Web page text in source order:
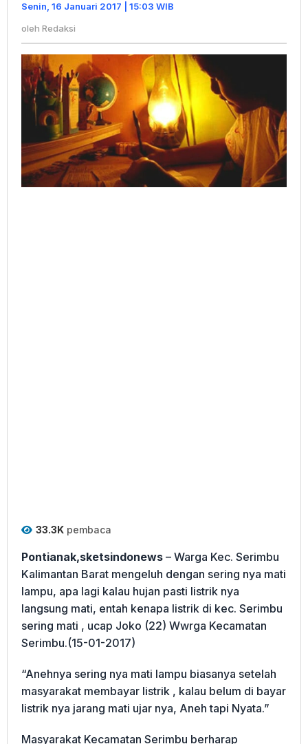
Penerangan
Listerik
Senin, 16 Januari 2017 | 15:03 WIB
oleh Redaksi
33.3K pembaca
Pontianak,sketsindonews – Warga Kec. Serimbu
Kalimantan Barat mengeluh dengan sering nya mati
lampu, apa lagi kalau hujan pasti listrik nya
langsung mati, entah kenapa listrik di kec. Serimbu
sering mati , ucap Joko (22) Wwrga Kecamatan
Serimbu.(15-01-2017)
“Anehnya sering nya mati lampu biasanya setelah
masyarakat membayar listrik , kalau belum di bayar
listrik nya jarang mati ujar nya, Aneh tapi Nyata.”
Masyarakat Kecamatan Serimbu berharap